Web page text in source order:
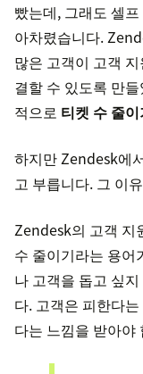
빴는데, 그래도 셀
아차렸습니다.
많은 고객이 고객
결할 수 있도록 만
적으로 티켓 수 줄이
하지만 Zendesk에
고 부릅니다. 그 이
Zendesk의 고객 지
수 줄이기라는 용어
나 고객을 돕고 싶
다. 고객은 피한다
다는 느낌을 받아야